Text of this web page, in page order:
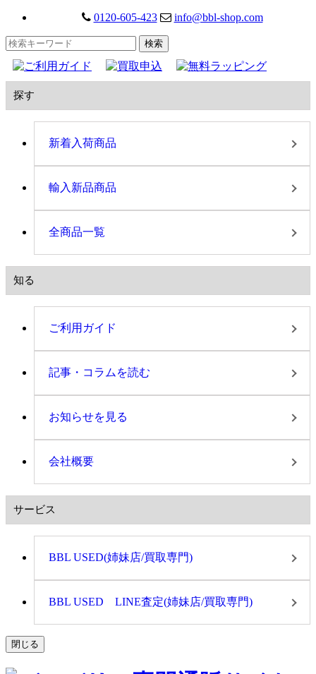
0120-605-423 info@bbl-shop.com
探す
新着入荷商品
輸入新品商品
全商品一覧
知る
ご利用ガイド
記事・コラムを読む
お知らせを見る
会社概要
サービス
BBL USED(姉妹店/買取専門)
BBL USED LINE査定(姉妹店/買取専門)
閉じる